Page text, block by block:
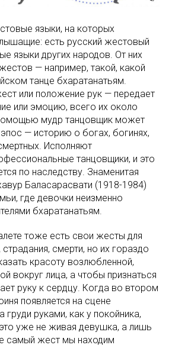
языки, на которых
есть русский жестовый
языки других народов. От них
— например, такой, какой
танце бхаратанатьям.
или положение рук — передает
или эмоцию, всего их около
мудр танцовщик может
— историю о богах, богинях,
Исполняют
танцовщики, и это
по наследству. Знаменитая
Баласарасвати (1918-1984)
где девочки неизменно
бхаратанатьям.
тоже есть свои жесты для
смерти, но их гораздо
красоту возлюбленной,
вокруг лица, а чтобы признаться
руку к сердцу. Когда во втором
появляется на сцене
руками, как у покойника,
уже не живая девушка, а лишь
самый жест мы находим